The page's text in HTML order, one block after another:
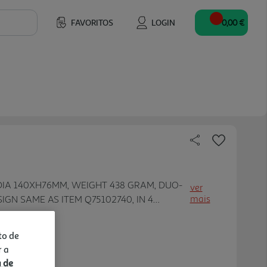
FAVORITOS LOGIN 0,00 €
140XH76MM, WEIGHT 438 GRAM, DUO-
SAME AS ITEM Q75102740, IN 4
BLACK, GREY/BROWN, OFF
ASS.:4
ver
mais
de
a
de